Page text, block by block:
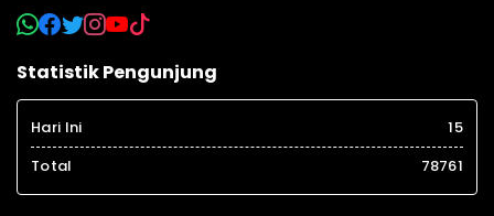
Statistik Pengunjung
Hari Ini
15
Total
78761